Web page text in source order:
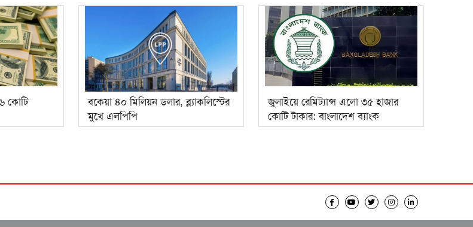
কোটি
বকেয়া ৪০ মিলিয়ন ডলার, ব্ল্যাকলিস্টের
মুখে এলপিপি
জুলাইয়ে রেমিট্যান্স এলো ৩৫ হাজার
কোটি টাকার: বাংলাদেশ ব্যাংক